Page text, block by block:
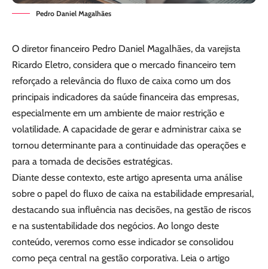
Pedro Daniel Magalhães
O diretor financeiro Pedro Daniel Magalhães, da varejista
Ricardo Eletro, considera que o mercado financeiro tem
reforçado a relevância do fluxo de caixa como um dos
principais indicadores da saúde financeira das empresas,
especialmente em um ambiente de maior restrição e
volatilidade. A capacidade de gerar e administrar caixa se
tornou determinante para a continuidade das operações e
para a tomada de decisões estratégicas.
Diante desse contexto, este artigo apresenta uma análise
sobre o papel do fluxo de caixa na estabilidade empresarial,
destacando sua influência nas decisões, na gestão de riscos
e na sustentabilidade dos negócios. Ao longo deste
conteúdo, veremos como esse indicador se consolidou
como peça central na gestão corporativa. Leia o artigo